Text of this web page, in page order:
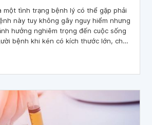
một tình trạng bệnh lý có thể gặp phải
này tuy không gây nguy hiểm nhưng
hưởng nghiêm trọng đến cuộc sống
bệnh khi kén có kích thước lớn, chèn